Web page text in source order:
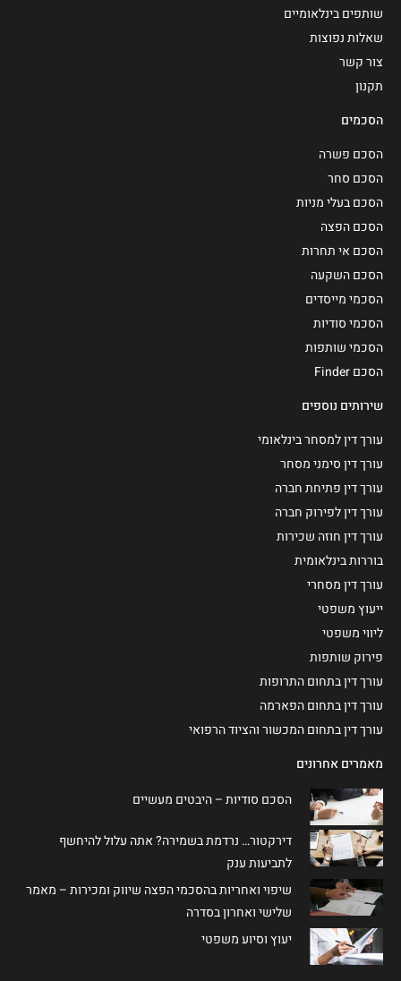
שותפים בינלאומיים
שאלות נפוצות
צור קשר
תקנון
הסכמים
הסכם פשרה
הסכם סחר
הסכם בעלי מניות
הסכם הפצה
הסכם אי תחרות
הסכם השקעה
הסכמי מייסדים
הסכמי סודיות
הסכמי שותפות
הסכם Finder
שירותים נוספים
עורך דין למסחר בינלאומי
עורך דין סימני מסחר
עורך דין פתיחת חברה
עורך דין לפירוק חברה
עורך דין חוזה שכירות
בוררות בינלאומית
עורך דין מסחרי
ייעוץ משפטי
ליווי משפטי
פירוק שותפות
עורך דין בתחום התרופות
עורך דין בתחום הפארמה
עורך דין בתחום המכשור והציוד הרפואי
מאמרים אחרונים
הסכם סודיות – היבטים מעשיים
דירקטור… נרדמת בשמירה? אתה עלול להיחשף
לתביעות ענק
שיפוי ואחריות בהסכמי הפצה שיווק ומכירות – מאמר
שלישי ואחרון בסדרה
יעוץ וסיוע משפטי